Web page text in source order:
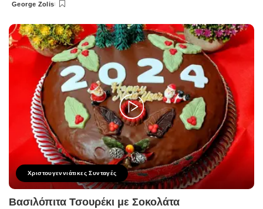
Posted
George Zolis
Χριστουγεννιάτικες Συνταγές
Βασιλόπιτα Τσουρέκι με Σοκολάτα